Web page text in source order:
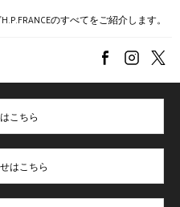
のすべてをご紹介します。
こちら
はこちら